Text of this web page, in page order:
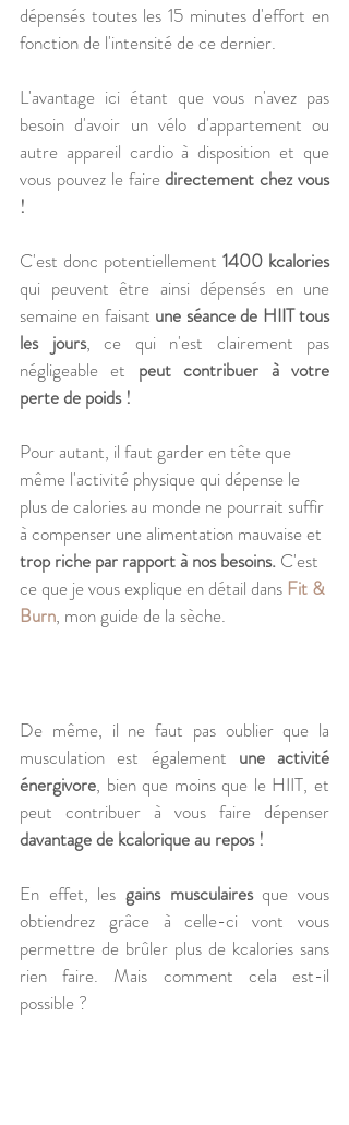
dépensés toutes les 15 minutes d'effort en
fonction de l'intensité de ce dernier.
L'avantage ici étant que vous n'avez pas
besoin d'avoir un vélo d'appartement ou
autre appareil cardio à disposition et que
vous pouvez le faire directement chez vous
!
C'est donc potentiellement 1400 kcalories
qui peuvent être ainsi dépensés en une
semaine en faisant une séance de HIIT tous
les jours, ce qui n'est clairement pas
négligeable et peut contribuer à votre
perte de poids !
Pour autant, il faut garder en tête que
même l'activité physique qui dépense le
plus de calories au monde ne pourrait suffir
à compenser une alimentation mauvaise et
trop riche par rapport à nos besoins. C'est
ce que je vous explique en détail dans Fit &
Burn, mon guide de la sèche.
De même, il ne faut pas oublier que la
musculation est également une activité
énergivore, bien que moins que le HIIT, et
davantage de kcalorique au repos !
En effet, les gains musculaires que vous
obtiendrez grâce à celle-ci vont vous
permettre de brûler plus de kcalories sans
rien faire. Mais comment cela est-il
possible ?